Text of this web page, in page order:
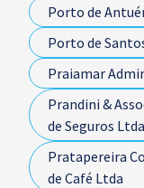
Porto de
Porto de
Praiamar
Prandini &
de Seguros Ltda
Pratapereira
de Café Ltda